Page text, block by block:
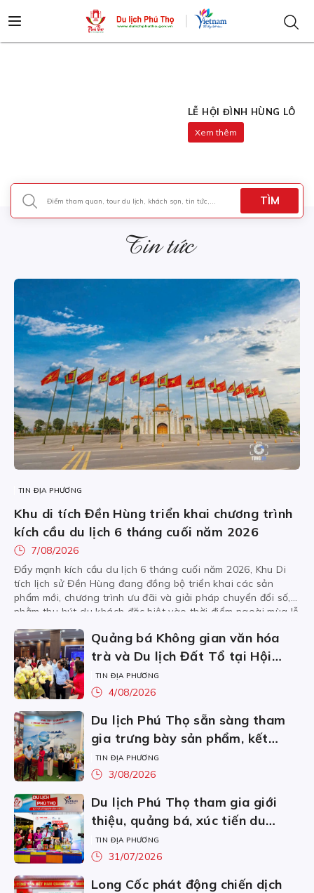
LỄ HỘI ĐÌNH HÙNG LÔ
Xem thêm
TÌM
Tin tức
TIN ĐỊA PHƯƠNG
Khu di tích Đền Hùng triển khai chương trình
kích cầu du lịch 6 tháng cuối năm 2026
7/08/2026
Đẩy mạnh kích cầu du lịch 6 tháng cuối năm 2026, Khu Di
tích lịch sử Đền Hùng đang đồng bộ triển khai các sản
phẩm mới, chương trình ưu đãi và giải pháp chuyển đổi số,
nhằm thu hút du khách đặc biệt vào thời điểm ngoài mùa lễ
Quảng bá Không gian văn hóa
trà và Du lịch Đất Tổ tại Hội
nghị sơ kết 6 tháng đầu năm
và triển khai nhiệm vụ 6 tháng
cuối năm 2026 thực hiện Nghị
quyết số 57-NQ/TW
TIN ĐỊA PHƯƠNG
4/08/2026
Du lịch Phú Thọ sẵn sàng tham
gia trưng bày sản phẩm, kết
quả nổi bật thực hiện Nghị
quyết số 57-NQ/TW
TIN ĐỊA PHƯƠNG
3/08/2026
Du lịch Phú Thọ tham gia giới
thiệu, quảng bá, xúc tiến du
lịch tại Ngày hội Bánh dân
gian Nam Bộ – An Giang
TIN ĐỊA PHƯƠNG
31/07/2026
Long Cốc phát động chiến dịch